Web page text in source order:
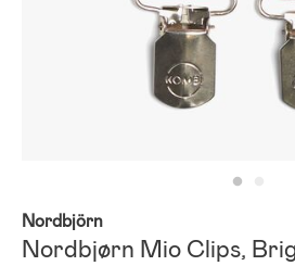
Nordbjörn
Nordbjørn Mio Clips,